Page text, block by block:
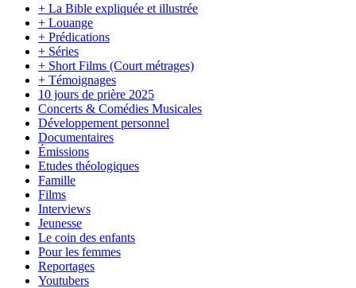
+ La Bible expliquée et illustrée
+ Louange
+ Prédications
+ Séries
+ Short Films (Court métrages)
+ Témoignages
10 jours de prière 2025
Concerts & Comédies Musicales
Développement personnel
Documentaires
Émissions
Etudes théologiques
Famille
Films
Interviews
Jeunesse
Le coin des enfants
Pour les femmes
Reportages
Youtubers